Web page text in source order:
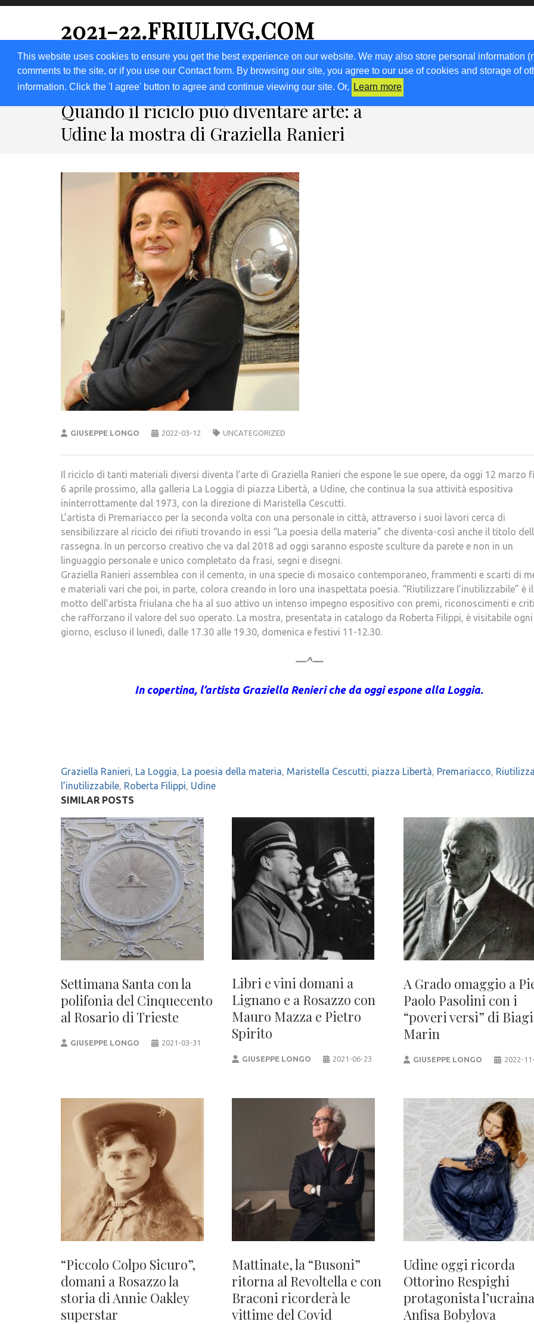
This website uses cookies to ensure you get the best experience on our website. We may also store personal information
comments to the site, or if you use our Contact form. By browsing our site, you agree to our use of cookies and storage of
information. Click the 'I agree' button to agree and continue viewing our site. Or,
Learn more
2021-22.FRIULIVG.COM
HOME 2023 2020 2019 2018 RICETTE KM0 VIGNETO FVG FRIULIVG.IT LIBRI
Quando il riciclo può diventare arte: a
Udine la mostra di Graziella Ranieri
GIUSEPPE LONGO 2022-03-12 UNCATEGORIZED
Il riciclo di tanti materiali diversi diventa l’arte di Graziella Ranieri che espone le sue opere, da oggi 12 marzo
6 aprile prossimo, alla galleria La Loggia di piazza Libertà, a Udine, che continua la sua attività espositiva
ininterrottamente dal 1973, con la direzione di Maristella Cescutti.
L’artista di Premariacco per la seconda volta con una personale in città, attraverso i suoi lavori cerca di
sensibilizzare al riciclo dei rifiuti trovando in essi “La poesia della materia” che diventa-così anche il titolo
rassegna. In un percorso creativo che va dal 2018 ad oggi saranno esposte sculture da parete e non in un
linguaggio personale e unico completato da frasi, segni e disegni.
Graziella Ranieri assemblea con il cemento, in una specie di mosaico contemporaneo, frammenti e scarti di
e materiali vari che poi, in parte, colora creando in loro una inaspettata poesia. “Riutilizzare l’inutilizzabile” è il
motto dell’artista friulana che ha al suo attivo un intenso impegno espositivo con premi, riconoscimenti e
che rafforzano il valore del suo operato. La mostra, presentata in catalogo da Roberta Filippi, è visitabile ogni
giorno, escluso il lunedì, dalle 17.30 alle 19.30, domenica e festivi 11-12.30.
—^—
In copertina, l’artista Graziella Renieri che da oggi espone alla Loggia.
Graziella Ranieri, La Loggia, La poesia della materia, Maristella Cescutti, piazza Libertà, Premariacco,
l’inutilizzabile, Roberta Filippi, Udine
SIMILAR POSTS
Settimana Santa con la
polifonia del Cinquecento
al Rosario di Trieste
GIUSEPPE LONGO 2021-03-31
Libri e vini domani a
Lignano e a Rosazzo con
Mauro Mazza e Pietro
Spirito
GIUSEPPE LONGO 2021-06-23
A Grado omaggio a
Paolo Pasolini con i
“poveri versi” di
Marin
GIUSEPPE LONGO 2022-
“Piccolo Colpo Sicuro”,
domani a Rosazzo la
storia di Annie Oakley
superstar
Mattinate, la “Busoni”
ritorna al Revoltella e con
Braconi ricorderà le
vittime del Covid
Udine oggi ricorda
Ottorino Respighi
protagonista l’ucraina
Anfisa Bobylova